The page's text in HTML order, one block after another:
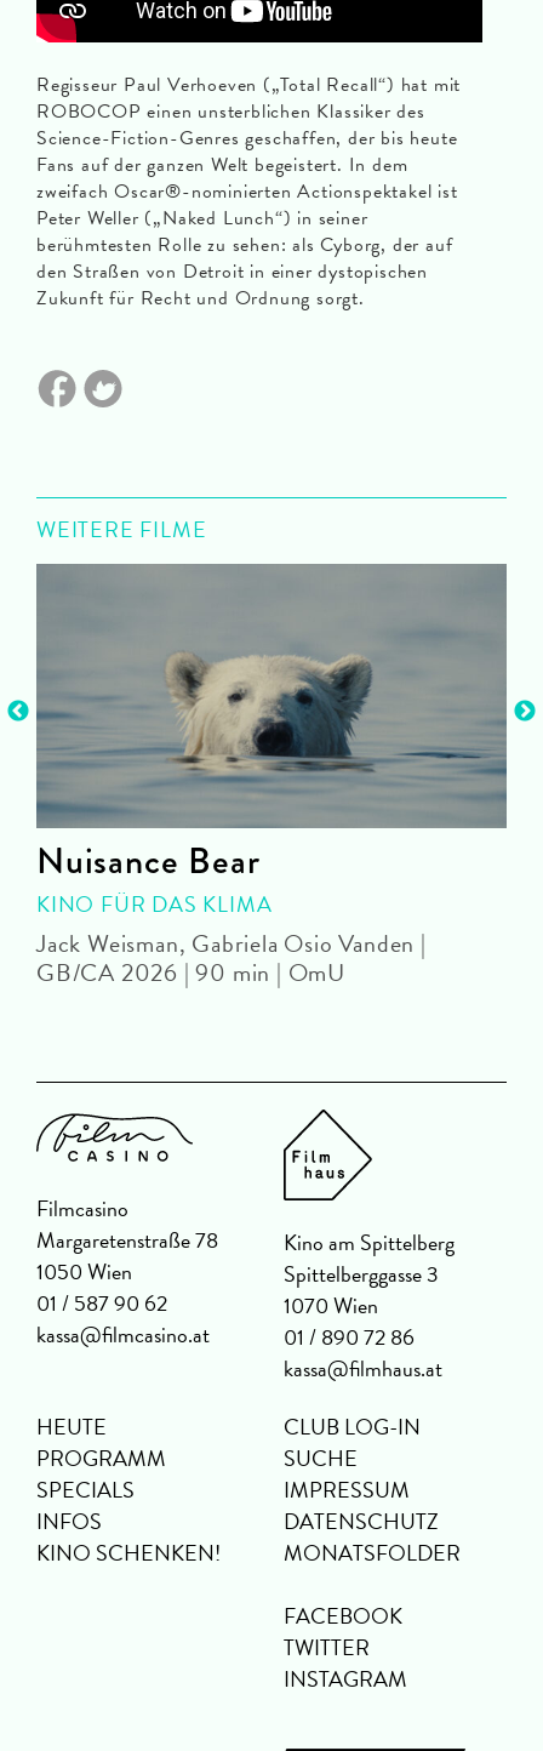
Regisseur Paul Verhoeven („Total Recall“) hat mit
ROBOCOP einen unsterblichen Klassiker des
Science-Fiction-Genres geschaffen, der bis heute
Fans auf der ganzen Welt begeistert. In dem
zweifach Oscar®-nominierten Actionspektakel ist
Peter Weller („Naked Lunch“) in seiner
berühmtesten Rolle zu sehen: als Cyborg, der auf
den Straßen von Detroit in einer dystopischen
Zukunft für Recht und Ordnung sorgt.
WEITERE FILME
Nuisance Bear
KINO FÜR DAS KLIMA
Jack Weisman, Gabriela Osio Vanden |
GB/CA 2026 | 90 min | OmU
Filmcasino
Margaretenstraße 78
1050 Wien
01 / 587 90 62
kassa@filmcasino.at
Kino am Spittelberg
Spittelberggasse 3
1070 Wien
01 / 890 72 86
kassa@filmhaus.at
HEUTE
PROGRAMM
SPECIALS
INFOS
KINO SCHENKEN!
CLUB LOG-IN
SUCHE
IMPRESSUM
DATENSCHUTZ
MONATSFOLDER
FACEBOOK
TWITTER
INSTAGRAM